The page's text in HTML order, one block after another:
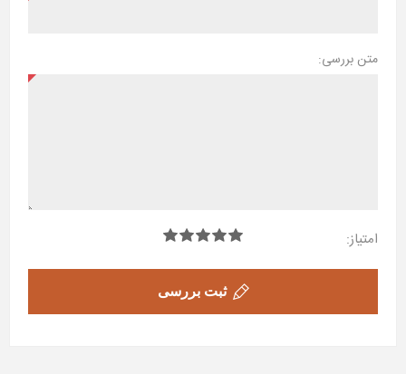
متن بررسی:
امتیاز:
ثبت بررسی